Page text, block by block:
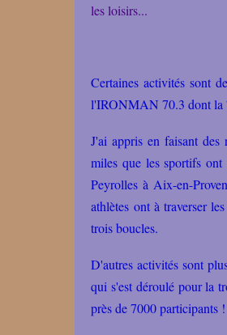
les loisirs...
Certaines activités sont
l'IRONMAN 70.3 dont la
J'ai appris en faisant des
miles que les sportifs
Peyrolles à Aix-en-
athlètes ont à traverser
trois boucles.
D'autres activités sont
qui s'est déroulé pour la
près de 7000 participants !